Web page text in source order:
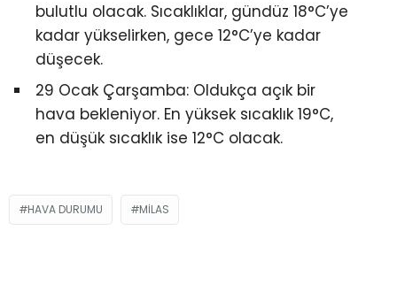
Youtube
bulutlu olacak. Sıcaklıklar, gündüz 18°C’ye
kadar yükselirken, gece 12°C’ye kadar
düşecek.
29 Ocak Çarşamba: Oldukça açık bir
hava bekleniyor. En yüksek sıcaklık 19°C,
en düşük sıcaklık ise 12°C olacak.
HAVA DURUMU MILAS